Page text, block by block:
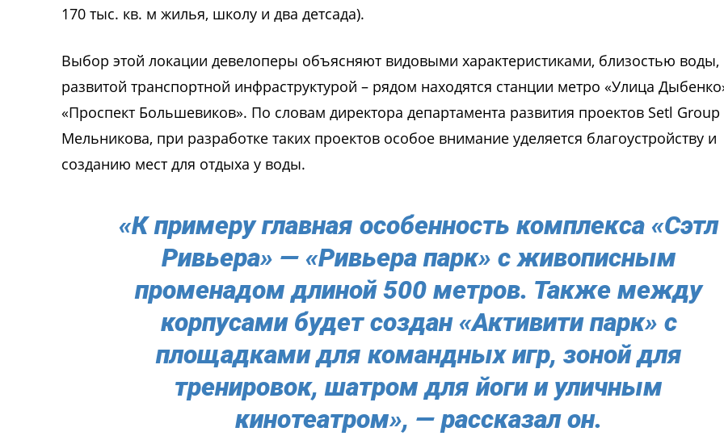
170 тыс. кв. м жилья, школу и два детсада).
Выбор этой локации девелоперы объясняют видовыми характеристиками, близостью воды,
развитой транспортной инфраструктурой – рядом находятся станции метро «Улица
«Проспект Большевиков». По словам директора департамента развития проектов Setl
Мельникова, при разработке таких проектов особое внимание уделяется благоустройству и
созданию мест для отдыха у воды.
«К примеру главная особенность комплекса «Сэтл
Ривьера» — «Ривьера парк» с живописным
променадом длиной 500 метров. Также между
корпусами будет создан «Активити парк» с
площадками для командных игр, зоной для
тренировок, шатром для йоги и уличным
кинотеатром», — рассказал он.